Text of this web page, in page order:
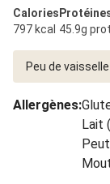
Calories
797 kcal 45.9g
Peu de vaisselle
Allergènes:
Lait